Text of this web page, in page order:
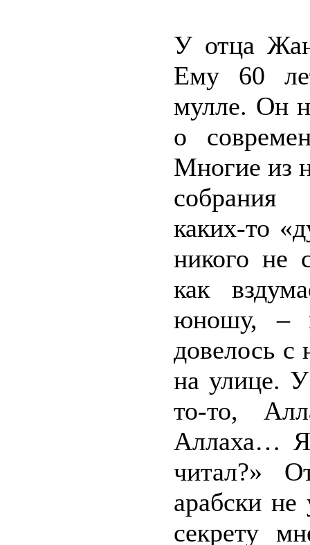
У отца
Ему 60
мулле. Он
о
Многие из
собрания
каких-то
никого не
как
юношу, –
довелось с
на улице.
то-то,
Аллаха…
читал?»
арабски
секрету